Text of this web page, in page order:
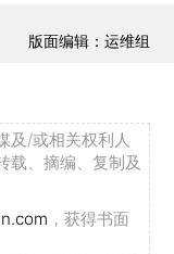
版面编辑：运维组
及/或相关权利人
载、摘编、复制及
，获得书面